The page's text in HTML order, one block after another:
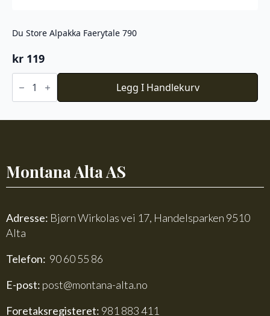
Du Store Alpakka Faerytale 790
kr 119
Du
Store
Faerytale
Legg I Handlekurv
Montana Alta AS
Adresse: Bjørn Wirkolas vei 17, Handelsparken 9510
Alta
Telefon: 90 60 55 86
E-post: post@montana-alta.no
Foretaksregisteret: 981 883 411